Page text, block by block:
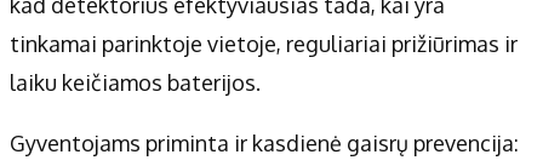
tinkamai parinktoje vietoje, reguliariai prižiūrimas ir
laiku keičiamos baterijos.
Gyventojams priminta ir kasdienė gaisrų prevencija: